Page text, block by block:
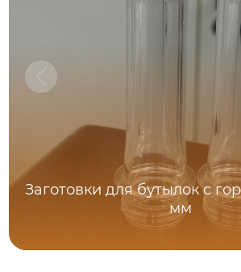
Заготовки для бутылок с
мм